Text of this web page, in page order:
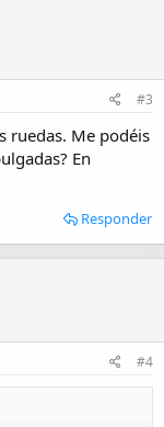
#3
ruedas. Me podéis
En
Responder
#4